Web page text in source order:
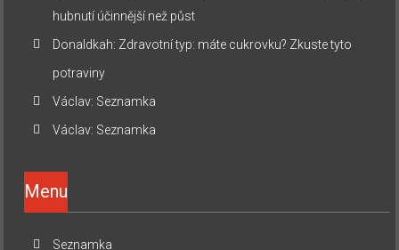
hubnutí účinnější než půst
Donaldkah: Zdravotní typ: máte cukrovku? Zkuste tyto
potraviny
Václav: Seznamka
Václav: Seznamka
Menu
Seznamka